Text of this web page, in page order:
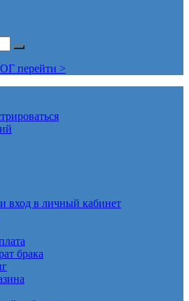
перейти >
вход в личный кабинет
брака